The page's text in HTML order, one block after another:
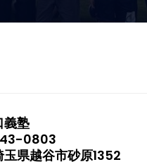
義塾
0803
県越谷市砂原1352